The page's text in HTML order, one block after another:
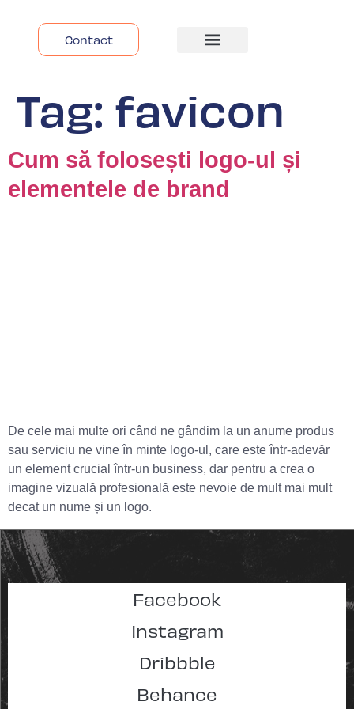
Contact
Tag: favicon
Cum să folosești logo-ul și
elementele de brand
De cele mai multe ori când ne gândim la un anume produs
sau serviciu ne vine în minte logo-ul, care este într-adevăr
un element crucial într-un business, dar pentru a crea o
imagine vizuală profesională este nevoie de mult mai mult
decat un nume și un logo.
Facebook
Instagram
Dribbble
Behance